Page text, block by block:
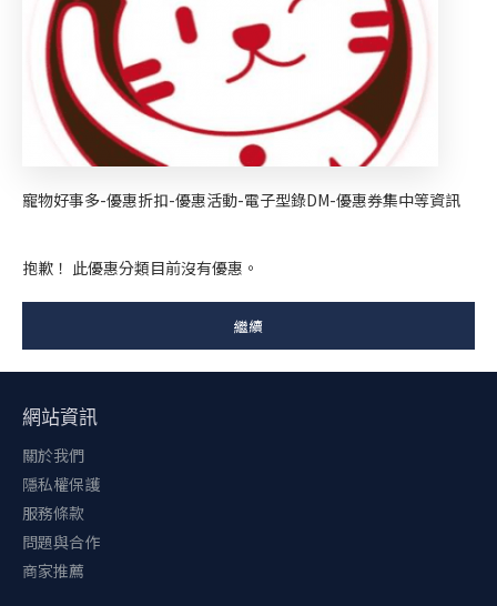
寵物好事多-優惠折扣-優惠活動-電子型錄DM-優惠券集中等資訊
抱歉！ 此優惠分類目前沒有優惠。
繼續
網站資訊
關於我們
隱私權保護
服務條款
問題與合作
商家推薦